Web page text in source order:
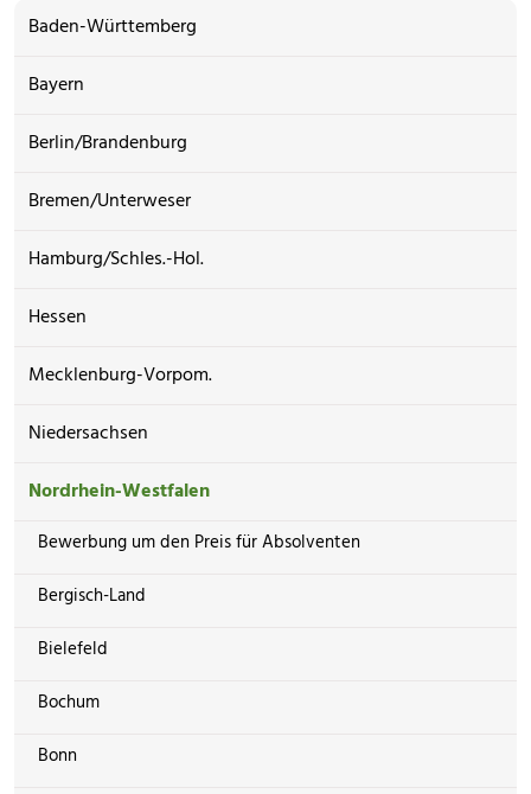
Baden-Württemberg
Bayern
Berlin/Brandenburg
Bremen/Unterweser
Hamburg/Schles.-Hol.
Hessen
Mecklenburg-Vorpom.
Niedersachsen
Nordrhein-Westfalen
Bewerbung um den Preis für Absolventen
Bergisch-Land
Bielefeld
Bochum
Bonn